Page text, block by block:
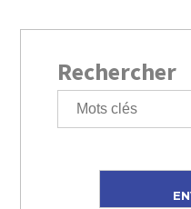
Rechercher